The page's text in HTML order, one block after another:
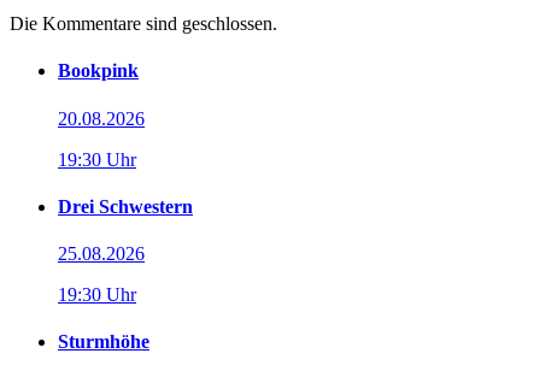
Die Kommentare sind geschlossen.
Bookpink
20.08.2026
19:30 Uhr
Drei Schwestern
25.08.2026
19:30 Uhr
Sturmhöhe